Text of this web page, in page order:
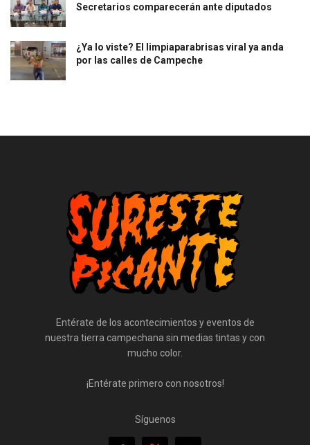
Secretarios comparecerán ante diputados
¿Ya lo viste? El limpiaparabrisas viral ya anda
por las calles de Campeche
Entérate de los acontecimientos y eventos de
nuestra tierra campechana sin medias tintas y con
mucho color.
¡Entérate primero con nosotros!
Síguenos